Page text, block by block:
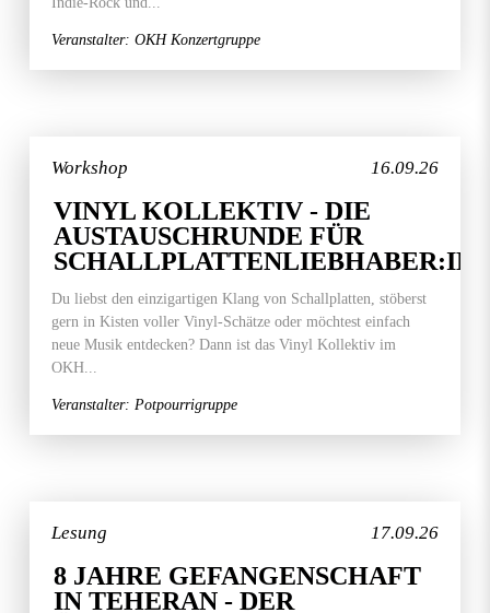
Veranstalter: OKH Konzertgruppe
16.09.26
Workshop
VINYL KOLLEKTIV - DIE
AUSTAUSCHRUNDE FÜR
Du liebst den einzigartigen Klang von Schallplatten, stöberst
gern in Kisten voller Vinyl-Schätze oder möchtest einfach
neue Musik entdecken? Dann ist das Vinyl Kollektiv im
OKH...
Veranstalter: Potpourrigruppe
17.09.26
Lesung
8 JAHRE GEFANGENSCHAFT
IN TEHERAN - DER